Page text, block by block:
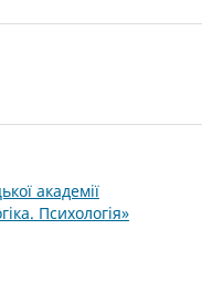
академії
Психологія»